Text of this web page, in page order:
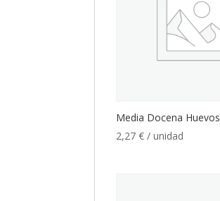
Media Docena Huevos
2,27€ / unidad